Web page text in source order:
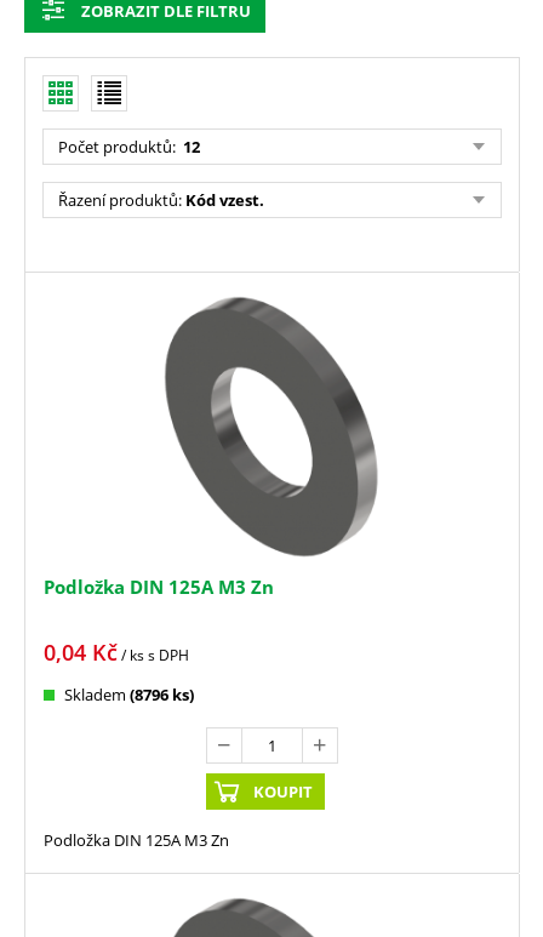
ZOBRAZIT DLE FILTRU
Počet produktů: 12
Řazení produktů: Kód vzest.
Podložka DIN 125A M3 Zn
0,04 Kč/ kss DPH
Skladem (8796 ks)
KOUPIT
Podložka DIN 125A M3 Zn